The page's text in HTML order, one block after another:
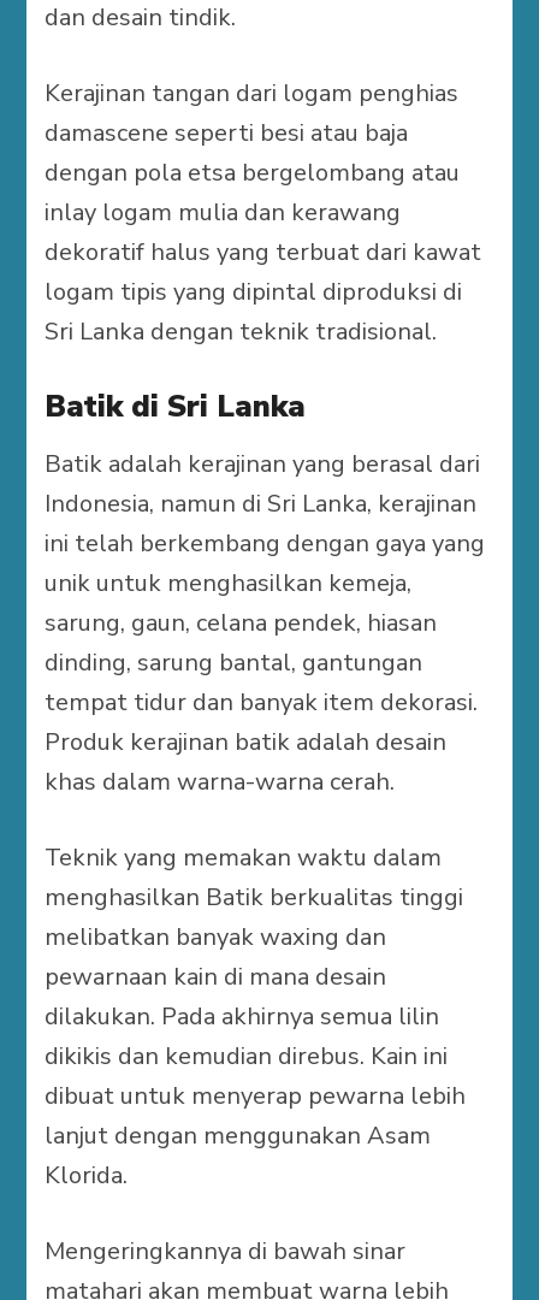
dan desain tindik.
Kerajinan tangan dari logam penghias
damascene seperti besi atau baja
dengan pola etsa bergelombang atau
inlay logam mulia dan kerawang
dekoratif halus yang terbuat dari kawat
logam tipis yang dipintal diproduksi di
Sri Lanka dengan teknik tradisional.
Batik di Sri Lanka
Batik adalah kerajinan yang berasal dari
Indonesia, namun di Sri Lanka, kerajinan
ini telah berkembang dengan gaya yang
unik untuk menghasilkan kemeja,
sarung, gaun, celana pendek, hiasan
dinding, sarung bantal, gantungan
tempat tidur dan banyak item dekorasi.
Produk kerajinan batik adalah desain
khas dalam warna-warna cerah.
Teknik yang memakan waktu dalam
menghasilkan Batik berkualitas tinggi
melibatkan banyak waxing dan
pewarnaan kain di mana desain
dilakukan. Pada akhirnya semua lilin
dikikis dan kemudian direbus. Kain ini
dibuat untuk menyerap pewarna lebih
lanjut dengan menggunakan Asam
Klorida.
Mengeringkannya di bawah sinar
matahari akan membuat warna lebih